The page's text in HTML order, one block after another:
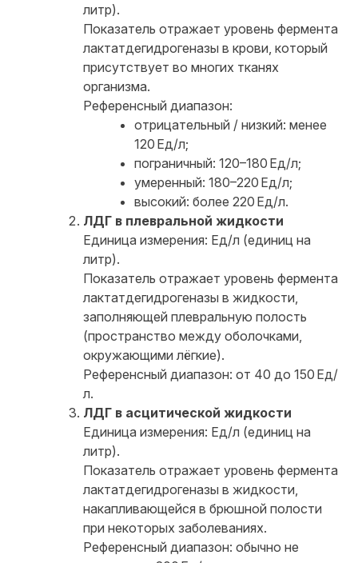
литр).
Показатель отражает уровень фермента
лактатдегидрогеназы в крови, который
присутствует во многих тканях
организма.
Референсный диапазон:
отрицательный / низкий: менее
120 Ед/л;
пограничный: 120–180 Ед/л;
умеренный: 180–220 Ед/л;
высокий: более 220 Ед/л.
ЛДГ в плевральной жидкости
Единица измерения: Ед/л (единиц на
литр).
Показатель отражает уровень фермента
лактатдегидрогеназы в жидкости,
заполняющей плевральную полость
(пространство между оболочками,
окружающими лёгкие).
Референсный диапазон: от 40 до 150 Ед/
л.
ЛДГ в асцитической жидкости
Единица измерения: Ед/л (единиц на
литр).
Показатель отражает уровень фермента
лактатдегидрогеназы в жидкости,
накапливающейся в брюшной полости
при некоторых заболеваниях.
Референсный диапазон: обычно не